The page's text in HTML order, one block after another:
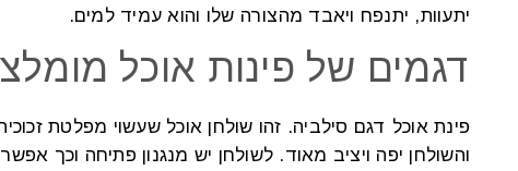
יתעוות, יתנפח ויאבד מהצורה שלו והוא עמיד למים.
דגמים של פינות אוכל
פינת אוכל דגם סילביה. זהו שולחן אוכל שעשוי מפלטת
והשולחן יפה ויציב מאוד. לשולחן יש מנגנון פתיחה וכך